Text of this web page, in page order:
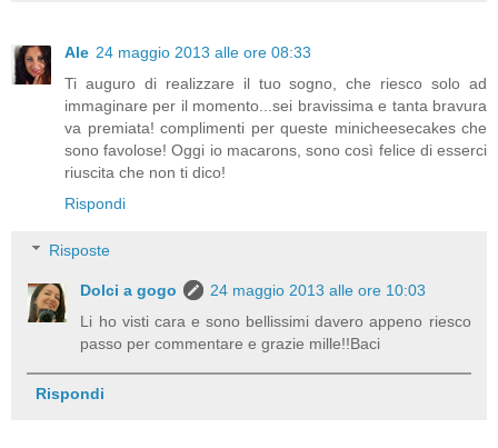
Ale 24 maggio 2013 alle ore 08:33
Ti auguro di realizzare il tuo sogno, che riesco solo ad
immaginare per il momento...sei bravissima e tanta bravura
va premiata! complimenti per queste minicheesecakes che
sono favolose! Oggi io macarons, sono così felice di esserci
riuscita che non ti dico!
Rispondi
Risposte
Dolci a gogo
24 maggio 2013 alle ore 10:03
Li ho visti cara e sono bellissimi davero appeno riesco
passo per commentare e grazie mille!!Baci
Rispondi